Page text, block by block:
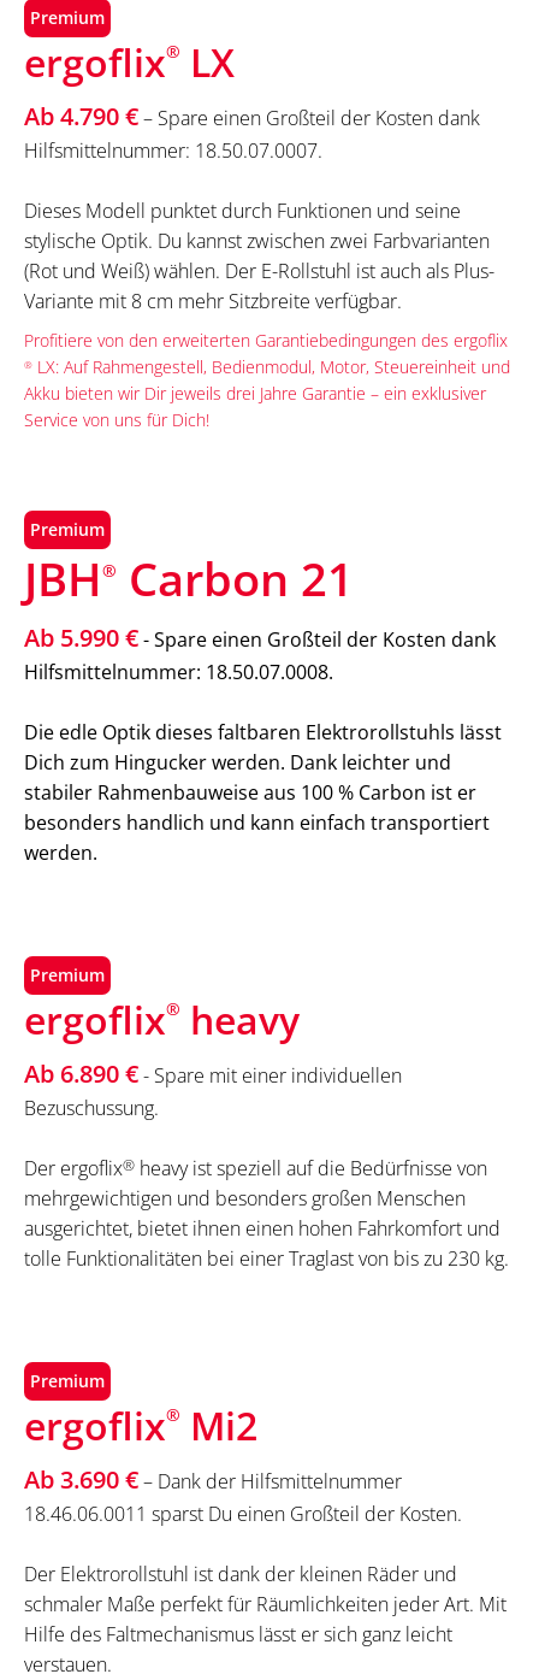
Premium
ergoflix® LX
Ab 4.790 €– Spare einen Großteil der Kosten dank
Hilfsmittelnummer: 18.50.07.0007.
Dieses Modell punktet durch Funktionen und seine
stylische Optik. Du kannst zwischen zwei Farbvarianten
(Rot und Weiß) wählen. Der E-Rollstuhl ist auch als Plus-
Variante mit 8 cm mehr Sitzbreite verfügbar.
Profitiere von den erweiterten Garantiebedingungen des ergoflix
® LX: Auf Rahmengestell, Bedienmodul, Motor, Steuereinheit und
Akku bieten wir Dir jeweils drei Jahre Garantie – ein exklusiver
Service von uns für Dich!
Premium
ergoflix® heavy
Ab 6.890 €- Spare mit einer individuellen
Bezuschussung.
Der ergoflix® heavy ist speziell auf die Bedürfnisse von
mehrgewichtigen und besonders großen Menschen
ausgerichtet, bietet ihnen einen hohen Fahrkomfort und
tolle Funktionalitäten bei einer Traglast von bis zu 230 kg.
Premium
JBH ® Carbon 21
Ab 5.990 €- Spare einen Großteil der Kosten dank
Hilfsmittelnummer: 18.50.07.0008.
Die edle Optik dieses faltbaren Elektrorollstuhls lässt
Dich zum Hingucker werden. Dank leichter und
stabiler Rahmenbauweise aus 100 % Carbon ist er
besonders handlich und kann einfach transportiert
werden.
Premium
ergoflix® Mi2
Ab 3.690 €– Dank der Hilfsmittelnummer
18.46.06.0011 sparst Du einen Großteil der Kosten.
Der Elektrorollstuhl ist dank der kleinen Räder und
schmaler Maße perfekt für Räumlichkeiten jeder Art. Mit
Hilfe des Faltmechanismus lässt er sich ganz leicht
verstauen.